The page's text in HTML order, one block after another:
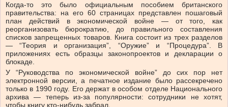
Когда-то это было официальным пособием британского
правительства: на его 60 страницах представлен пошаговый
план действий в экономической войне — от того, как
реорганизовать бюрократию, до правильного составления
списков запрещенных товаров. Книга состоит из трех разделов
— “Теория и организация”, “Оружие” и “Процедура”. В
приложениях есть образцы законопроектов и декларации о
блокаде.
У “Руководства по экономической войне” до сих пор нет
электронной версии, а печатное издание было рассекречено
только в 1990 году. Его держат в особом отделе Национального
архива — теперь из-за популярности: сотрудники не хотят,
чтобы книгу кто-нибудь забрал.